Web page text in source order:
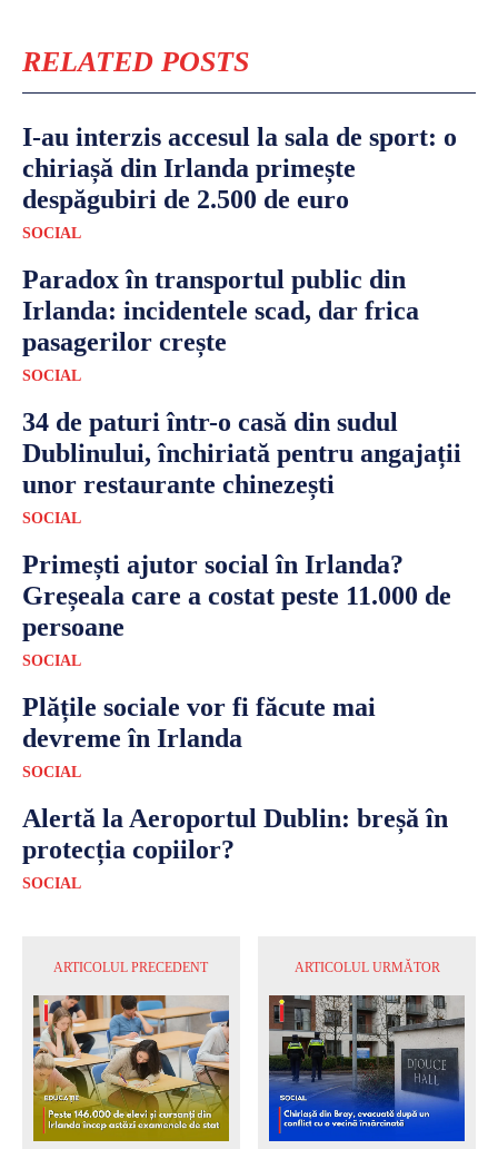
RELATED POSTS
I-au interzis accesul la sala de sport: o
chiriașă din Irlanda primește
despăgubiri de 2.500 de euro
SOCIAL
Paradox în transportul public din
Irlanda: incidentele scad, dar frica
pasagerilor crește
SOCIAL
34 de paturi într-o casă din sudul
Dublinului, închiriată pentru angajații
unor restaurante chinezești
SOCIAL
Primești ajutor social în Irlanda?
Greșeala care a costat peste 11.000 de
persoane
SOCIAL
Plățile sociale vor fi făcute mai
devreme în Irlanda
SOCIAL
Alertă la Aeroportul Dublin: breșă în
protecția copiilor?
SOCIAL
ARTICOLUL PRECEDENT ARTICOLUL URMĂTOR